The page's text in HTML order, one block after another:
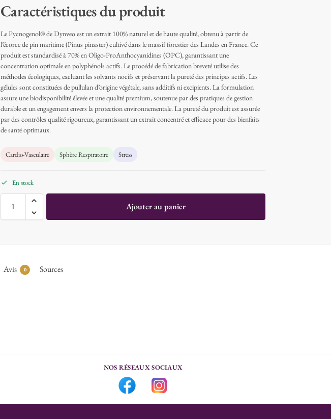
Caractéristiques du produit
Le Pycnogenol® de Dynveo est un extrait 100% naturel et de haute qualité, obtenu à partir de
l’écorce de pin maritime (Pinus pinaster) cultivé dans le massif forestier des Landes en France. Ce
produit est standardisé à 70% en Oligo-ProAnthocyanidines (OPC), garantissant une
concentration optimale en polyphénols actifs. Le procédé de fabrication breveté utilise des
méthodes écologiques, excluant les solvants nocifs et préservant la pureté des principes actifs. Les
gélules sont constituées de pullulan d’origine végétale, sans additifs ni excipients. La formulation
assure une biodisponibilité élevée et une qualité premium, soutenue par des pratiques de gestion
durable et un engagement envers la protection environnementale. La pureté du produit est assurée
par des contrôles qualité rigoureux, garantissant un extrait concentré et efficace pour des bienfaits
de santé optimaux.
Cardio-Vasculaire Sphère Respiratoire Stress
En stock
Ajouter au panier
Avis 0 Sources
NOS RÉSEAUX SOCIAUX